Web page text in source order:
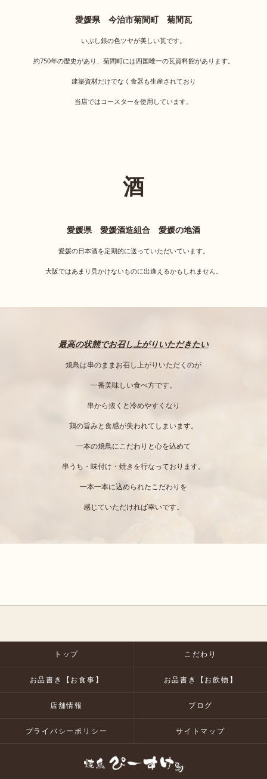
愛媛県 今治市菊間町 菊間瓦
いぶし銀の色ツヤが美しい瓦です。
約750年の歴史があり、菊間町には四国唯一の瓦資料館があります。
建築資材だけでなく食器も生産されており
当店ではコースターを使用しています。
酒
愛媛県 愛媛酒造組合 愛媛の地酒
愛媛の日本酒を定期的に送っていただいています。
大阪ではあまり見かけないものに出逢えるかもしれません。
最高の状態でお召し上がりいただきたい
焼鳥は串のままお召し上がりいただくのが
一番美味しい食べ方です。
串から抜くと冷めやすくなり
鶏の旨みと食感が失われてしまいます。
一本の焼鳥にこだわりと心を込めて
串うち・味付け・焼きを行なっております。
一本一本に込められたこだわりを
感じていただければ幸いです。
トップ こだわり
お品書き【お食事】 お品書き【お飲物】
店舗情報 ブログ
プライバシーポリシー サイトマップ